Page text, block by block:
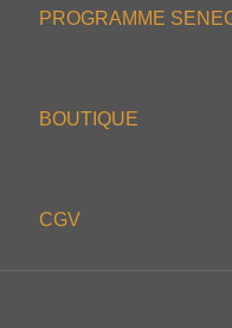
PROGRAMME
BOUTIQUE
CGV